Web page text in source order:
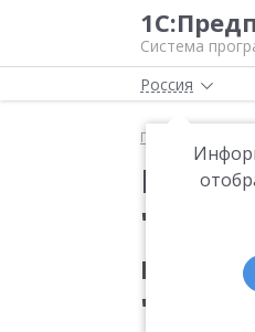
Система
Россия
Главная
"ОЗНА"